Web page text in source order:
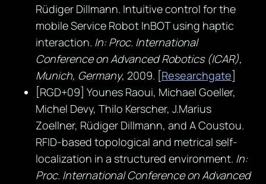
Rüdiger Dillmann. Intuitive control for the
mobile Service Robot InBOT using haptic
interaction. In: Proc. International
Conference on Advanced Robotics (ICAR),
Munich, Germany, 2009. [Researchgate]
[RGD+09] Younes Raoui, Michael Goeller,
Michel Devy, Thilo Kerscher, J.Marius
Zoellner, Rüdiger Dillmann, and A Coustou.
RFID-based topological and metrical self-
localization in a structured environment. In:
Proc. International Conference on Advanced